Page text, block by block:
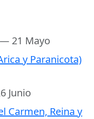
— 21 Mayo
y Paranicota)
Junio
Carmen, Reina y